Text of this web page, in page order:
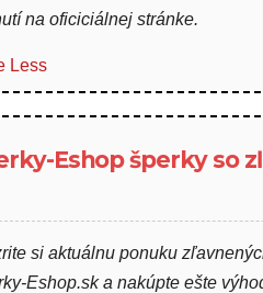
na oficiciálnej stránke.
Less
Eshop šperky so
si aktuálnu ponuku
Eshop.sk a nakúpte ešte